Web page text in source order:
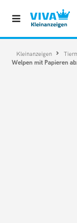
Kleinanzeigen
Welpen mit Papieren